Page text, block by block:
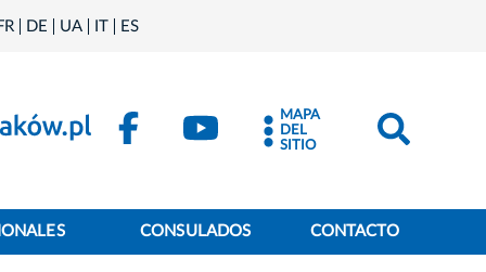
DE UA IT ES
MAPA
DEL
SITIO
CONSULADOS CONTACTO